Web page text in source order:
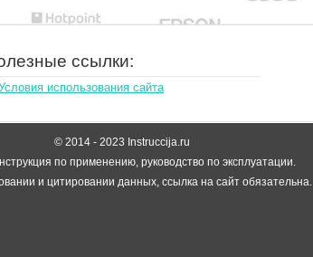
ссылки:
использования сайта
© 2014 - 2023 Instruccija.ru
по применению, руководство по эксплуатации.
и цитировании данных, ссылка на сайт обязательна.